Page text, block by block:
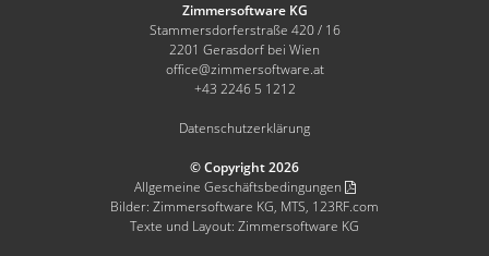
Zimmersoftware KG
Stammersdorferstraße 420 / 16
2201 Gerasdorf bei Wien
office@zimmersoftware.at
+43 2246 5 1212
Datenschutzerklärung
© Copyright 2026
Allgemeine Geschäftsbedingungen
Bilder: Zimmersoftware KG, MTS, 123RF.com
Texte und Layout: Zimmersoftware KG